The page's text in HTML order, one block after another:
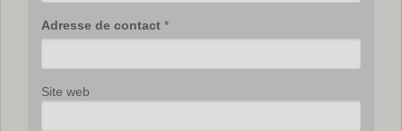
Adresse de contact *
Site web